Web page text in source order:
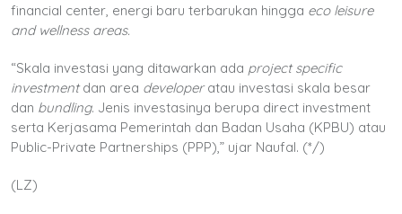
financial center, energi baru terbarukan hingga eco leisure
and wellness areas.
“Skala investasi yang ditawarkan ada project specific
investmentdan area developeratau investasi skala besar
dan bundling. Jenis investasinya berupa direct investment
serta Kerjasama Pemerintah dan Badan Usaha (KPBU) atau
Public-Private Partnerships (PPP),” ujar Naufal. (*/)
(LZ)